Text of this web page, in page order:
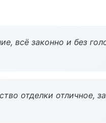
всё законно и без
отделки отличное,